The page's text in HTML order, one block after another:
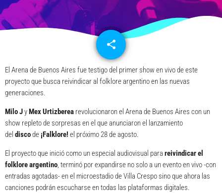
share
email
El Arena de Buenos Aires fue testigo del primer show en vivo de este
proyecto que busca reivindicar al folklore argentino en las nuevas
generaciones.
Milo Jy Mex Urtizberea revolucionaron el Arena de Buenos Aires con un
show repleto de sorpresas en el que anunciaron el lanzamiento
del discode ¡Falklore! el próximo 28 de agosto.
El proyecto que inició como un especial audiovisual para reivindicar el
folklore argentino, terminó por expandirse no solo a un evento en vivo -con
entradas agotadas- en el microestadio de Villa Crespo sino que ahora las
canciones podrán escucharse en todas las plataformas digitales.